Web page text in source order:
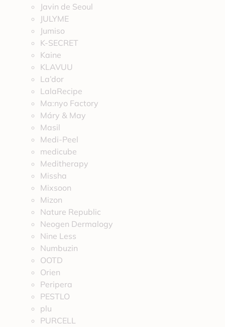
Javin de Seoul
JULYME
Jumiso
K-SECRET
Kaine
KLAVUU
La’dor
LalaRecipe
Ma:nyo Factory
Máry & May
Masil
Medi-Peel
medicube
Meditherapy
Missha
Mixsoon
Mizon
Nature Republic
Neogen Dermalogy
Nine Less
Numbuzin
OOTD
Orien
Peripera
PESTLO
plu
PURCELL